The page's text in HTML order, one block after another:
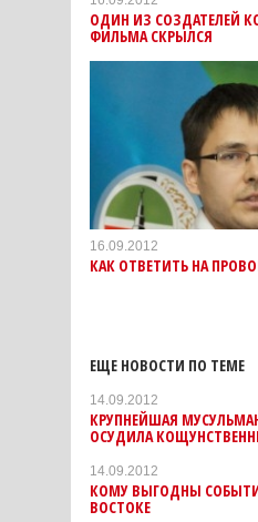
ОДИН ИЗ СОЗДАТЕЛЕЙ
ФИЛЬМА СКРЫЛСЯ
16.09.2012
КАК ОТВЕТИТЬ НА
ЕЩЕ НОВОСТИ ПО ТЕМЕ
14.09.2012
КРУПНЕЙШАЯ
ОСУДИЛА
14.09.2012
КОМУ ВЫГОДНЫ
ВОСТОКЕ